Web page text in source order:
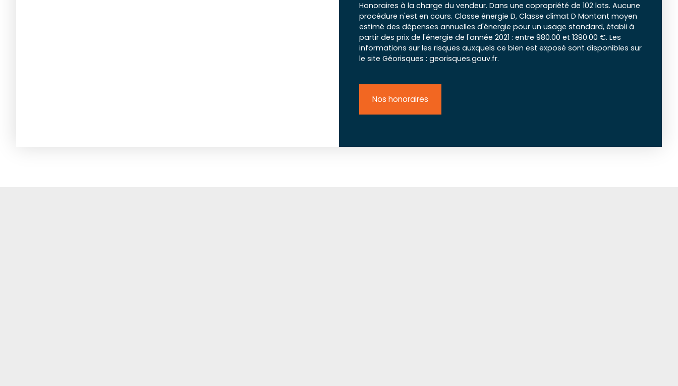
Honoraires à la charge du vendeur. Dans une copropriété de 102 lots. Aucune
procédure n'est en cours. Classe énergie D, Classe climat D Montant moyen
estimé des dépenses annuelles d'énergie pour un usage standard, établi à
partir des prix de l'énergie de l'année 2021 : entre 980.00 et 1390.00 €. Les
informations sur les risques auxquels ce bien est exposé sont disponibles sur
le site Géorisques : georisques.gouv.fr.
Nos honoraires